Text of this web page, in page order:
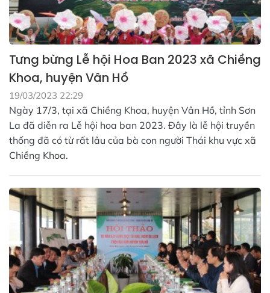
Tưng bừng Lễ hội Hoa Ban 2023 xã Chiềng
Khoa, huyện Vân Hồ
19/03/2023 22:29
Ngày 17/3, tại xã Chiềng Khoa, huyện Vân Hồ, tỉnh Sơn
La đã diễn ra Lễ hội hoa ban 2023. Đây là lễ hội truyền
thống đã có từ rất lâu của bà con người Thái khu vực xã
Chiềng Khoa.